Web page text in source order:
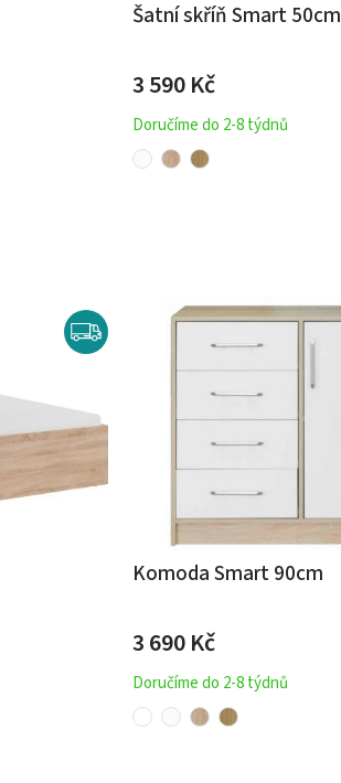
Šatní skříň Smart 50cm
3 590 Kč
Doručíme do 2-8 týdnů
Komoda Smart 90cm
3 690 Kč
Doručíme do 2-8 týdnů